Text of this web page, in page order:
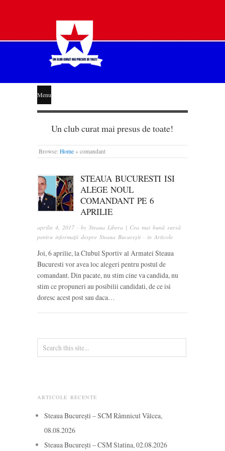
STEAUA
LIBERĂ
Menu
Un club curat mai presus de toate!
Browse: Home » comandant
STEAUA BUCURESTI ISI
ALEGE NOUL
COMANDANT PE 6
APRILIE
aprilie 4, 2017 · by Steaua Libera | Cea mai bună sursă
pentru informații despre Steaua București · in Articole
Joi, 6 aprilie, la Clubul Sportiv al Armatei Steaua
Bucuresti vor avea loc alegeri pentru postul de
comandant. Din pacate, nu stim cine va candida, nu
stim ce propuneri au posibilii candidati, de ce isi
doresc acest post sau daca…
ARTICOLE RECENTE
Steaua București – SCM Râmnicul Vâlcea,
08.08.2026
Steaua București – CSM Slatina, 02.08.2026